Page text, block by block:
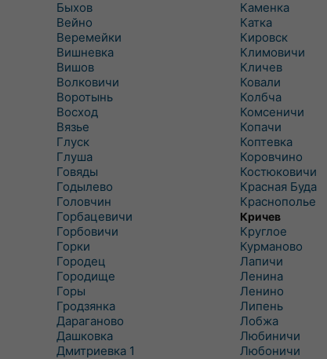
Быхов
Вейно
Веремейки
Вишневка
Вишов
Волковичи
Воротынь
Восход
Вязье
Глуск
Глуша
Говяды
Годылево
Головчин
Горбацевичи
Горбовичи
Горки
Городец
Городище
Горы
Гродзянка
Дараганово
Дашковка
Дмитриевка 1
Каменка
Катка
Кировск
Климовичи
Кличев
Ковали
Колбча
Комсеничи
Копачи
Коптевка
Коровчино
Костюковичи
Красная Буда
Краснополье
Кричев
Круглое
Курманово
Лапичи
Ленина
Ленино
Липень
Лобжа
Любиничи
Любоничи